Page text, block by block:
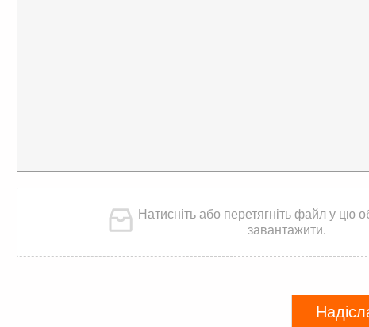
Натисніть або перетягніть файл у цю
завантажити.